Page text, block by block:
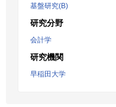
基盤研究(B)
研究分野
会計学
研究機関
早稲田大学